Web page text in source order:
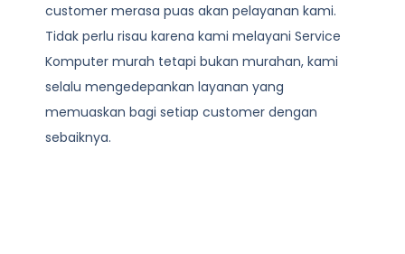
customer merasa puas akan pelayanan kami.
Tidak perlu risau karena kami melayani Service
Komputer murah tetapi bukan murahan, kami
selalu mengedepankan layanan yang
memuaskan bagi setiap customer dengan
sebaiknya.